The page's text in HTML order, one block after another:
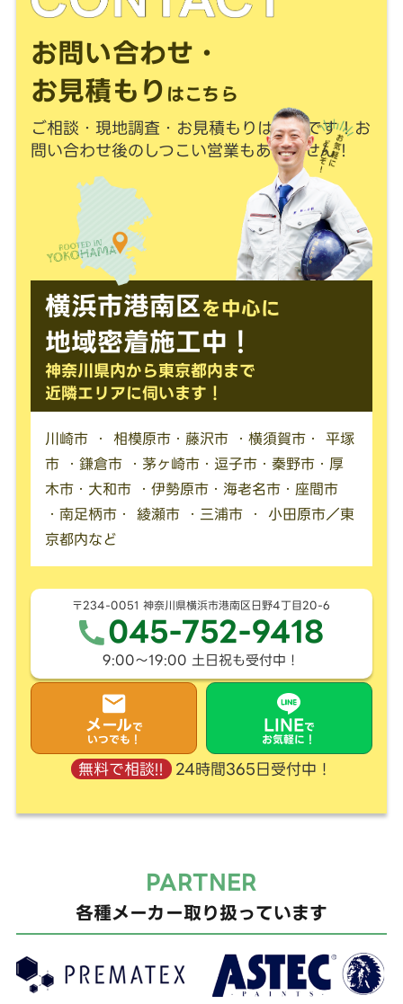
お問い合わせ・
お見積もり はこちら
ご相談・現地調査・お見積もりは無料です！ お
問い合わせ後のしつこい営業もありません！
横浜市港南区 を中心に
地域密着施工中！
神奈川県内から東京都内まで
近隣エリアに伺います！
川崎市 ・ 相模原市・藤沢市 ・横須賀市・ 平塚
市 ・鎌倉市 ・茅ヶ崎市・逗子市・秦野市・厚
木市・大和市 ・伊勢原市・海老名市・座間市
・南足柄市・ 綾瀬市 ・三浦市 ・ 小田原市／東
京都内など
〒234-0051 神奈川県横浜市港南区日野4丁目20-6
045-752-9418
9:00〜19:00 土日祝も受付中！
メールで
いつでも！
LINEで
お気軽に！
無料で相談!! 24時間365日受付中！
PARTNER
各種メーカー取り扱っています